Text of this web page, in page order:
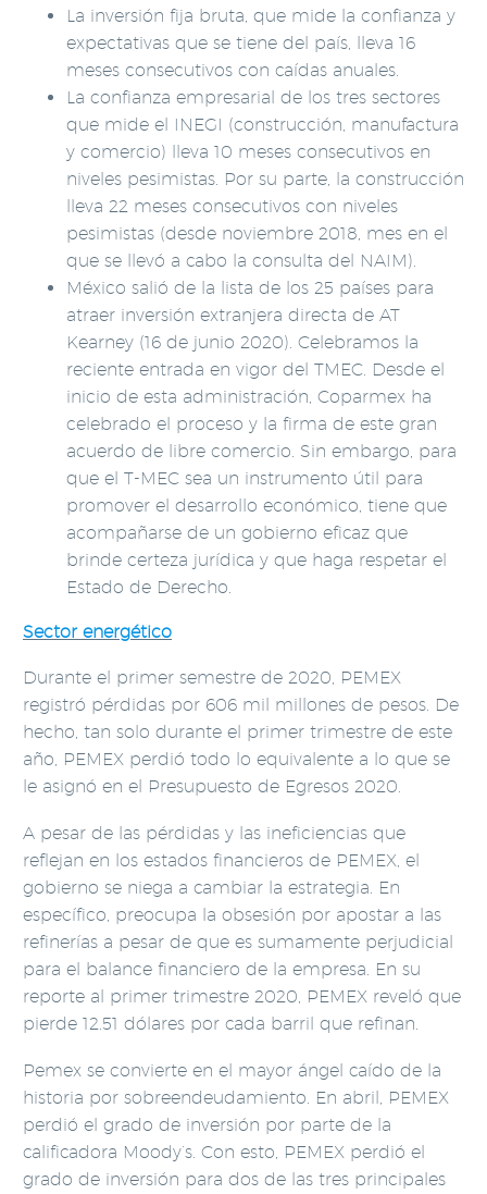
La inversión fija bruta, que mide la confianza y
expectativas que se tiene del país, lleva 16
meses consecutivos con caídas anuales.
La confianza empresarial de los tres sectores
que mide el INEGI (construcción, manufactura
y comercio) lleva 10 meses consecutivos en
niveles pesimistas. Por su parte, la construcción
lleva 22 meses consecutivos con niveles
pesimistas (desde noviembre 2018, mes en el
que se llevó a cabo la consulta del NAIM).
México salió de la lista de los 25 países para
atraer inversión extranjera directa de AT
Kearney (16 de junio 2020). Celebramos la
reciente entrada en vigor del TMEC. Desde el
inicio de esta administración, Coparmex ha
celebrado el proceso y la firma de este gran
acuerdo de libre comercio. Sin embargo, para
que el T-MEC sea un instrumento útil para
promover el desarrollo económico, tiene que
acompañarse de un gobierno eficaz que
brinde certeza jurídica y que haga respetar el
Estado de Derecho.
Sector energético
Durante el primer semestre de 2020, PEMEX
registró pérdidas por 606 mil millones de pesos. De
hecho, tan solo durante el primer trimestre de este
año, PEMEX perdió todo lo equivalente a lo que se
le asignó en el Presupuesto de Egresos 2020.
A pesar de las pérdidas y las ineficiencias que
reflejan en los estados financieros de PEMEX, el
gobierno se niega a cambiar la estrategia. En
específico, preocupa la obsesión por apostar a las
refinerías a pesar de que es sumamente perjudicial
para el balance financiero de la empresa. En su
reporte al primer trimestre 2020, PEMEX reveló que
pierde 12.51 dólares por cada barril que refinan.
Pemex se convierte en el mayor ángel caído de la
historia por sobreendeudamiento. En abril, PEMEX
perdió el grado de inversión por parte de la
calificadora Moody’s. Con esto, PEMEX perdió el
grado de inversión para dos de las tres principales